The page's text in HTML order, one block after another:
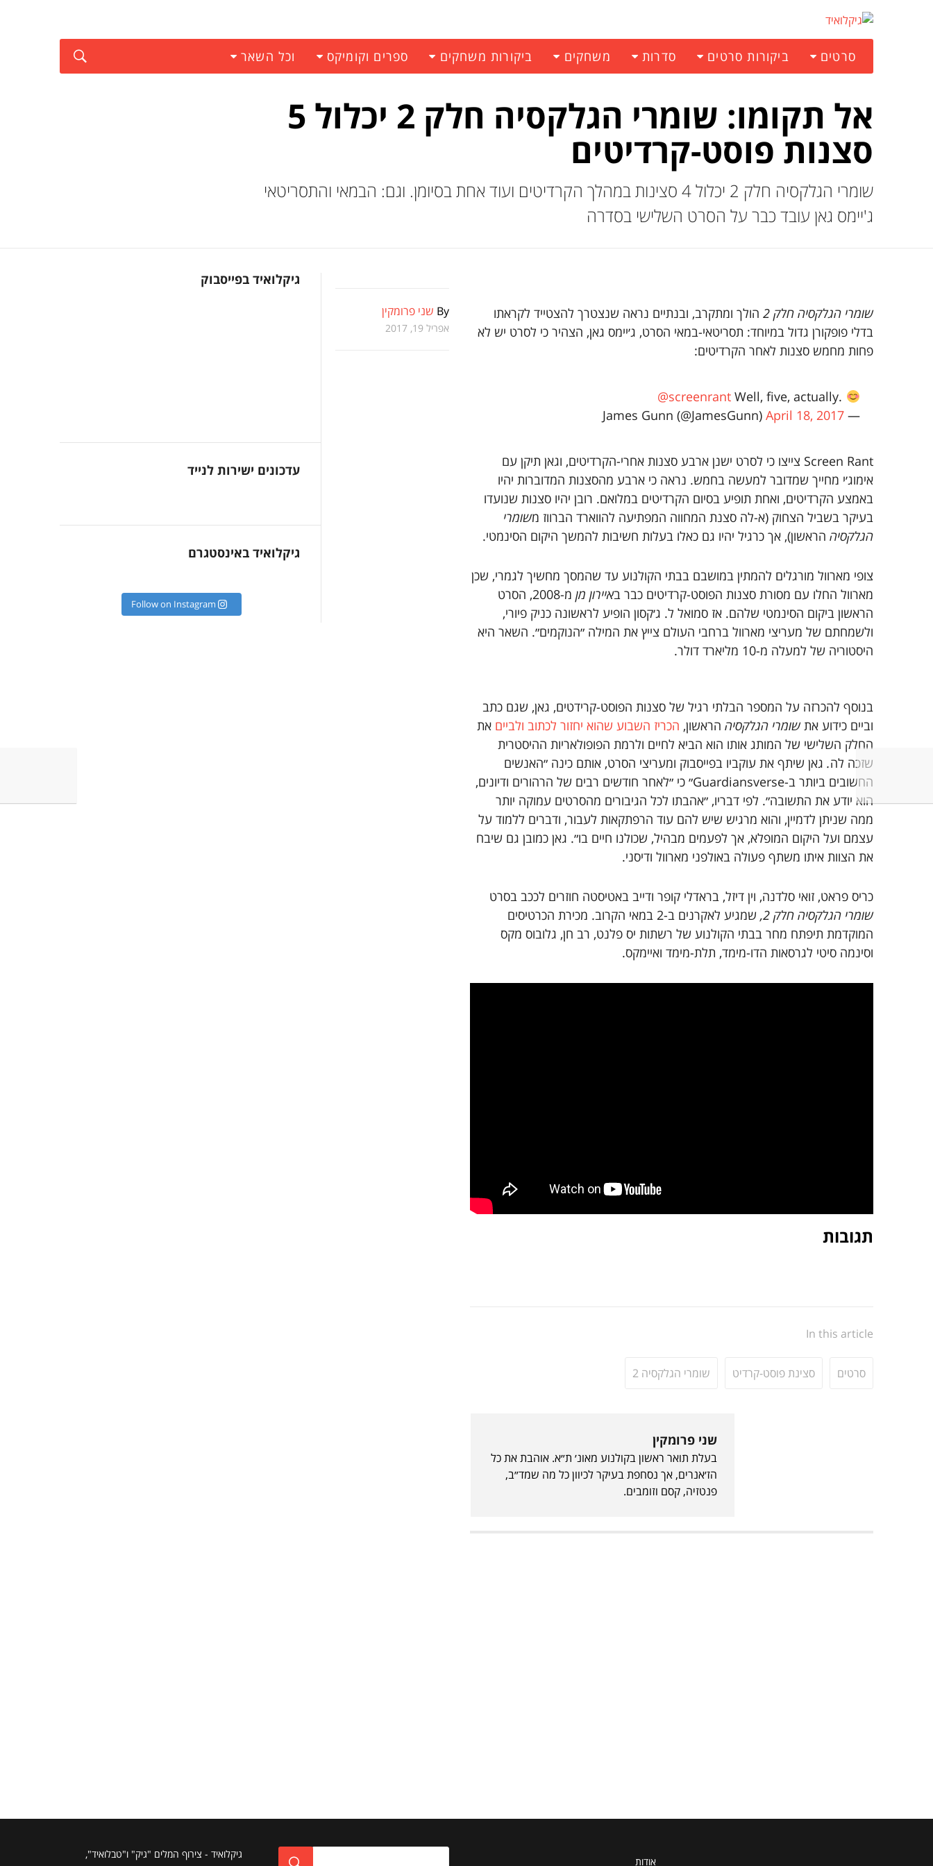
סרטים ביקורות סרטים סדרות משחקים ביקורות משחקים ספרים וקומיקס וכל השאר
אל תקומו: שומרי הגלקסיה חלק 2 יכלול 5
סצנות פוסט-קרדיטים
שומרי הגלקסיה חלק 2 יכלול 4 סצינות במהלך הקרדיטים ועוד אחת בסיומן. וגם: הבמאי והתסריטאי
ג'יימס גאן עובד כבר על הסרט השלישי בסדרה
By שני פרומקין
אפריל 19, 2017
שומרי הגלקסיה חלק 2
הולך ומתקרב, ובנתיים נראה שנצטרך להצטייד לקראתו
בדלי פופקורן גדול במיוחד: תסריטאי-במאי הסרט, ג׳יימס גאן, הצהיר כי לסרט יש לא
פחות מחמש סצנות לאחר הקרדיטים:
@screenrant Well, five, actually.
— James Gunn (@JamesGunn)
April 18, 2017
Screen Rant צייצו כי לסרט ישנן ארבע סצנות אחרי-הקרדיטים, וגאן תיקן עם
אימוג׳י מחייך שמדובר למעשה בחמש. נראה כי ארבע מהסצנות המדוברות יהיו
באמצע הקרדיטים, ואחת תופיע בסיום הקרדיטים במלואם. רובן יהיו סצנות שנועדו
בעיקר בשביל הצחוק (א-לה סצנת המחווה המפתיעה להווארד הברווז משומרי
הגלקסיה הראשון), אך כרגיל יהיו גם כאלו בעלות חשיבות להמשך היקום הסינמטי.
צופי מארוול מורגלים להמתין במושבם בבתי הקולנוע עד שהמסך מחשיך לגמרי, שכן
מארוול החלו עם מסורת סצנות הפוסט-קרדיטים כבר באיירון מן מ-2008,
הסרט
הראשון ביקום הסינמטי שלהם. אז סמואל ל. ג׳קסון הופיע לראשונה כניק פיורי,
ולשמחתם של מעריצי מארוול ברחבי העולם צייץ את המילה ״הנוקמים״. השאר היא
היסטוריה של למעלה מ-10 מליארד דולר.
בנוסף להכרזה על המספר הבלתי רגיל של סצנות הפוסט-קרידטים, גאן, שגם כתב
וביים כידוע אתשומרי הגלקסיה הראשון, הכריז השבוע שהוא יחזור לכתוב ולביים את
החלק השלישי של המותג אותו הוא הביא לחיים ולרמת הפופולאריות ההיסטרית
שזכה לה. גאן שיתף את עוקביו בפייסבוק ומעריצי הסרט, אותם כינה ״האנשים
החשובים ביותר ב-Guardiansverse״ כי ״לאחר חודשים רבים של הרהורים ודיונים,
הוא יודע את התשובה״. לפי דבריו, ״אהבתו לכל הגיבורים מהסרטים עמוקה יותר
ממה שניתן לדמיין, והוא מרגיש שיש להם עוד הרפתקאות לעבור, ודברים ללמוד על
עצמם ועל היקום המופלא, אך לפעמים מבהיל, שכולנו חיים בו״. גאן כמובן גם שיבח
את הצוות איתו משתף פעולה באולפני מארוול ודיסני.
כריס פראט, זואי סלדנה, וין דיזל, בראדלי קופר ודייב באטיסטה חוזרים לככב בסרט
שומרי הגלקסיה חלק 2,
שמגיע לאקרנים ב-2 במאי הקרוב. מכירת הכרטיסים
המוקדמת תיפתח מחרבבתי הקולנוע של רשתות יס פלנט, רב חן, גלובוס מקס
וסינמה סיטי לגרסאות הדו-מימד, תלת-מימד ואיימקס.
תגובות
In this article
סרטים סצינת פוסט-קרדיט שומרי הגלקסיה 2
שני פרומקין
בעלת תואר ראשון בקולנוע מאונ׳ ת״א. אוהבת את כל
הז׳אנרים, אך נסחפת בעיקר לכיוון כל מה שמד״ב,
פנטזיה, קסם וזומבים.
גיקלואיד בפייסבוק
עדכונים ישירות לנייד
גיקלואיד באינסטגרם
Follow on Instagram
אודות
גיקלואיד - צירוף המלים "גיק" ו"טבלואיד",